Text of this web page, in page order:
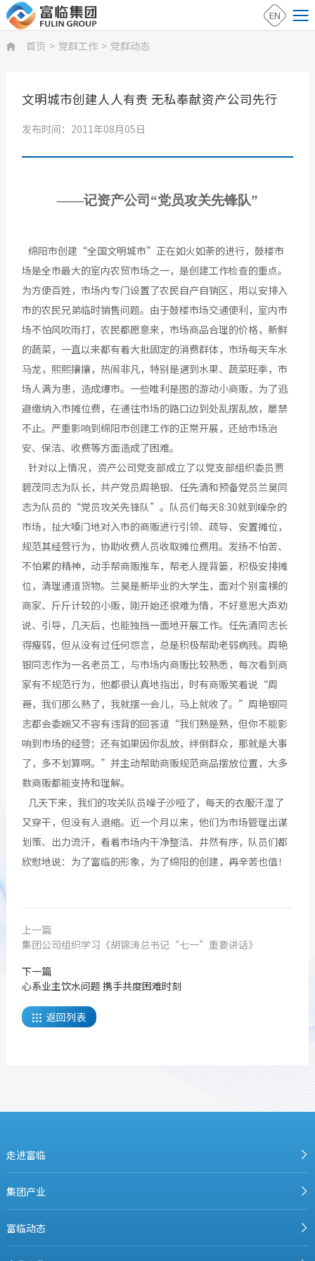
EN
 首页 > 党群工作 > 党群动态
文明城市创建人人有责 无私奉献资产公司先行
发布时间：2011年08月05日
——记资产公司“党员攻关先锋队”
绵阳市创建“全国文明城市”正在如火如荼的进行，鼓楼市
场是全市最大的室内农贸市场之一，是创建工作检查的重点。
为方便百姓，市场内专门设置了农民自产自销区，用以安排入
市的农民兄弟临时销售问题。由于鼓楼市场交通便利，室内市
场不怕风吹雨打，农民都愿意来，市场商品合理的价格，新鲜
的蔬菜，一直以来都有着大批固定的消费群体，市场每天车水
马龙，熙熙攘攘，热闹非凡，特别是遇到水果、蔬菜旺季，市
场人满为患，造成爆市。一些唯利是图的游动小商贩，为了逃
避缴纳入市摊位费，在通往市场的路口边到处乱摆乱放，屡禁
不止。严重影响到绵阳市创建工作的正常开展，还给市场治
安、保洁、收费等方面造成了困难。
针对以上情况，资产公司党支部成立了以党支部组织委员贾
碧茂同志为队长，共产党员周艳银、任先清和预备党员兰昊同
志为队员的“党员攻关先锋队”。队员们每天8:30就到噪杂的
市场，扯大嗓门地对入市的商贩进行引领、疏导、安置摊位，
规范其经营行为，协助收费人员收取摊位费用。发扬不怕苦、
不怕累的精神，动手帮商贩推车，帮老人提背篓，积极安排摊
位，清理通道货物。兰昊是新毕业的大学生，面对个别蛮横的
商家、斤斤计较的小贩，刚开始还很难为情，不好意思大声劝
说、引导，几天后，也能独挡一面地开展工作。任先清同志长
得瘦弱，但从没有过任何怨言，总是积极帮助老弱病残。周艳
银同志作为一名老员工，与市场内商贩比较熟悉，每次看到商
家有不规范行为，他都很认真地指出，时有商贩笑着说“周
哥，我们那么熟了，我就摆一会儿，马上就收了。”周艳银同
志都会委婉又不容有违背的回答道“我们熟是熟，但你不能影
响到市场的经营；还有如果因你乱放，绊倒群众，那就是大事
了，多不划算啊。”并主动帮助商贩规范商品摆放位置，大多
数商贩都能支持和理解。
几天下来，我们的攻关队员噪子沙哑了，每天的衣服汗湿了
又穿干，但没有人退缩。近一个月以来，他们为市场管理出谋
划策、出力流汗，看着市场内干净整洁、井然有序，队员们都
欣慰地说：为了富临的形象，为了绵阳的创建，再辛苦也值！
上一篇
集团公司组织学习《胡锦涛总书记“七一”重要讲话》
下一篇
心系业主饮水问题 携手共度困难时刻
 返回列表
走进富临
集团产业
富临动态